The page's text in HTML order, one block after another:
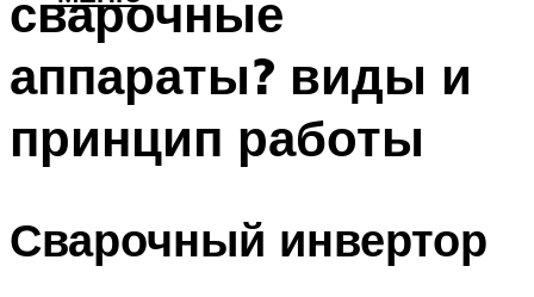
сварочные
аппараты? виды и
принцип работы
Сварочный инвертор